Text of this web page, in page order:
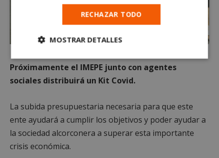
Próximamente el IMEPE junto con agentes
sociales distribuirá un Kit Covid.
La subida presupuestaria necesaria para que este
ente ayudará a cumplir los objetivos y poder ayudar a
la sociedad alcorconera a superar esta importante
crisis económica.
RECHAZAR TODO
MOSTRAR DETALLES
Cookies
estrictamente
necesarias
Cookies de
rendimiento
Cookies de
preferencias
Cookies de
funcionalidad